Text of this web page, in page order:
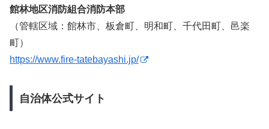
館林地区消防組合消防本部
（管轄区域：館林市、板倉町、明和町、千代田町、邑楽
町）
https://www.fire-tatebayashi.jp/
自治体公式サイト